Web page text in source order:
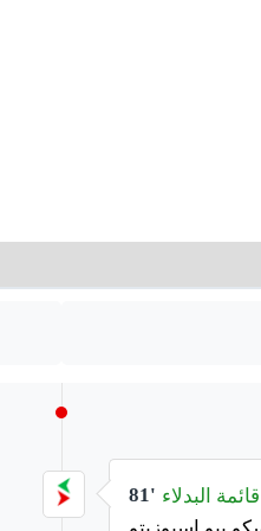
81' قائمة البدلاء